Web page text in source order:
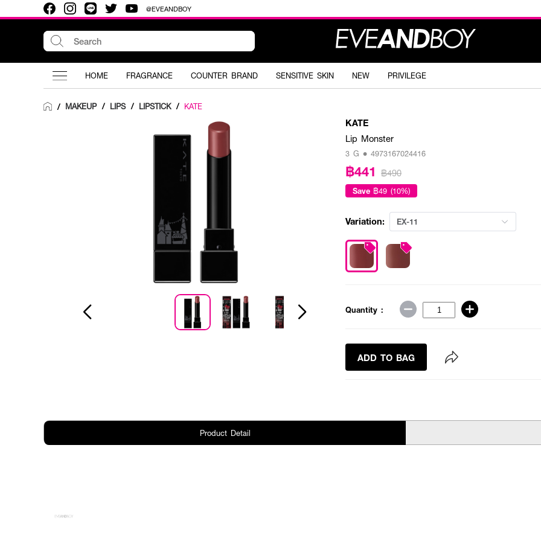
@EVEANDBOY
HOME FRAGRANCE COUNTER BRAND SENSITIVE SKIN NEW PRIVILEGE
/ MAKEUP / LIPS / LIPSTICK / KATE
KATE
Lip Monster
3 G • 4973167024416
฿441 ฿490
Save ฿49 (10%)
Variation: EX-11
Quantity :
ADD TO BAG
Product Detail